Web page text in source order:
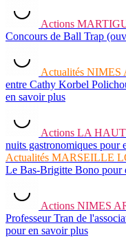
Actions
Concours de Ball Trap
Actualités NIMES
entre Cathy Korbel
en savoir plus
Actions LA
nuits gastronomiques pour
Actualités MARSEILLE
Le Bas-Brigitte Bono pour
Actions NIMES
Professeur Tran de
pour en savoir plus